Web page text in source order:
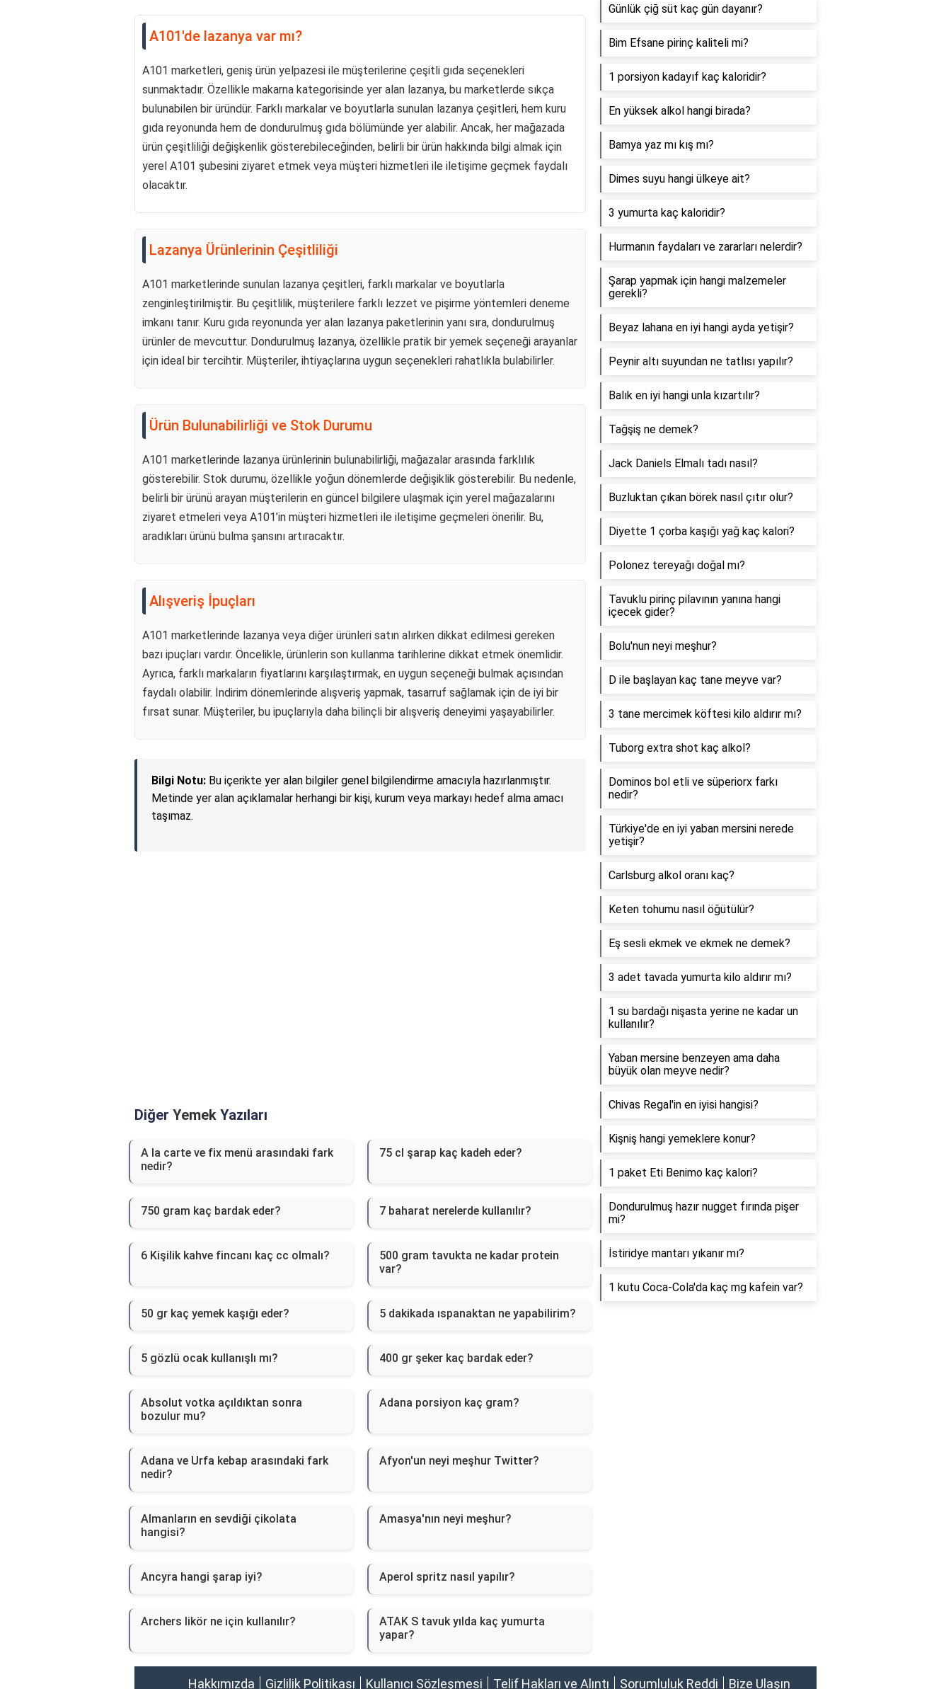
A101'de lazanya var mı?
A101 marketleri, geniş ürün yelpazesi ile müşterilerine çeşitli gıda seçenekleri
sunmaktadır. Özellikle makarna kategorisinde yer alan lazanya, bu marketlerde sıkça
bulunabilen bir üründür. Farklı markalar ve boyutlarla sunulan lazanya çeşitleri, hem kuru
gıda reyonunda hem de dondurulmuş gıda bölümünde yer alabilir. Ancak, her mağazada
ürün çeşitliliği değişkenlik gösterebileceğinden, belirli bir ürün hakkında bilgi almak için
yerel A101 şubesini ziyaret etmek veya müşteri hizmetleri ile iletişime geçmek faydalı
olacaktır.
Lazanya Ürünlerinin Çeşitliliği
A101 marketlerinde sunulan lazanya çeşitleri, farklı markalar ve boyutlarla
zenginleştirilmiştir. Bu çeşitlilik, müşterilere farklı lezzet ve pişirme yöntemleri deneme
imkanı tanır. Kuru gıda reyonunda yer alan lazanya paketlerinin yanı sıra, dondurulmuş
ürünler de mevcuttur. Dondurulmuş lazanya, özellikle pratik bir yemek seçeneği arayanlar
için ideal bir tercihtir. Müşteriler, ihtiyaçlarına uygun seçenekleri rahatlıkla bulabilirler.
Ürün Bulunabilirliği ve Stok Durumu
A101 marketlerinde lazanya ürünlerinin bulunabilirliği, mağazalar arasında farklılık
gösterebilir. Stok durumu, özellikle yoğun dönemlerde değişiklik gösterebilir. Bu nedenle,
belirli bir ürünü arayan müşterilerin en güncel bilgilere ulaşmak için yerel mağazalarını
ziyaret etmeleri veya A101’in müşteri hizmetleri ile iletişime geçmeleri önerilir. Bu,
aradıkları ürünü bulma şansını artıracaktır.
Alışveriş İpuçları
A101 marketlerinde lazanya veya diğer ürünleri satın alırken dikkat edilmesi gereken
bazı ipuçları vardır. Öncelikle, ürünlerin son kullanma tarihlerine dikkat etmek önemlidir.
Ayrıca, farklı markaların fiyatlarını karşılaştırmak, en uygun seçeneği bulmak açısından
faydalı olabilir. İndirim dönemlerinde alışveriş yapmak, tasarruf sağlamak için de iyi bir
fırsat sunar. Müşteriler, bu ipuçlarıyla daha bilinçli bir alışveriş deneyimi yaşayabilirler.
Bilgi Notu: Bu içerikte yer alan bilgiler genel bilgilendirme amacıyla hazırlanmıştır.
Metinde yer alan açıklamalar herhangi bir kişi, kurum veya markayı hedef alma amacı
taşımaz.
Diğer Yemek Yazıları
A la carte ve fix menü arasındaki fark
nedir?
75 cl şarap kaç kadeh eder?
750 gram kaç bardak eder? 7 baharat nerelerde kullanılır?
6 Kişilik kahve fincanı kaç cc olmalı?
500 gram tavukta ne kadar protein
var?
50 gr kaç yemek kaşığı eder? 5 dakikada ıspanaktan ne yapabilirim?
5 gözlü ocak kullanışlı mı? 400 gr şeker kaç bardak eder?
Absolut votka açıldıktan sonra
bozulur mu?
Adana porsiyon kaç gram?
Adana ve Urfa kebap arasındaki fark
nedir?
Afyon'un neyi meşhur Twitter?
Almanların en sevdiği çikolata
hangisi?
Amasya'nın neyi meşhur?
Ancyra hangi şarap iyi? Aperol spritz nasıl yapılır?
Archers likör ne için kullanılır?
ATAK S tavuk yılda kaç yumurta
yapar?
Günlük çiğ süt kaç gün dayanır?
Bim Efsane pirinç kaliteli mi?
1 porsiyon kadayıf kaç kaloridir?
En yüksek alkol hangi birada?
Bamya yaz mı kış mı?
Dimes suyu hangi ülkeye ait?
3 yumurta kaç kaloridir?
Hurmanın faydaları ve zararları nelerdir?
Şarap yapmak için hangi malzemeler
gerekli?
Beyaz lahana en iyi hangi ayda yetişir?
Peynir altı suyundan ne tatlısı yapılır?
Balık en iyi hangi unla kızartılır?
Tağşiş ne demek?
Jack Daniels Elmalı tadı nasıl?
Buzluktan çıkan börek nasıl çıtır olur?
Diyette 1 çorba kaşığı yağ kaç kalori?
Polonez tereyağı doğal mı?
Tavuklu pirinç pilavının yanına hangi
içecek gider?
Bolu'nun neyi meşhur?
D ile başlayan kaç tane meyve var?
3 tane mercimek köftesi kilo aldırır mı?
Tuborg extra shot kaç alkol?
Dominos bol etli ve süperiorx farkı
nedir?
Türkiye'de en iyi yaban mersini nerede
yetişir?
Carlsburg alkol oranı kaç?
Keten tohumu nasıl öğütülür?
Eş sesli ekmek ve ekmek ne demek?
3 adet tavada yumurta kilo aldırır mı?
1 su bardağı nişasta yerine ne kadar un
kullanılır?
Yaban mersine benzeyen ama daha
büyük olan meyve nedir?
Chivas Regal'in en iyisi hangisi?
Kişniş hangi yemeklere konur?
1 paket Eti Benimo kaç kalori?
Dondurulmuş hazır nugget fırında pişer
mi?
İstiridye mantarı yıkanır mı?
1 kutu Coca-Cola'da kaç mg kafein var?
Hakkımızda Gizlilik Politikası Kullanıcı Sözleşmesi Telif Hakları ve Alıntı Sorumluluk Reddi Bize Ulaşın